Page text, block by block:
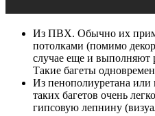
Из ПВХ. Обычно их
потолками (помимо
случае еще и выполняют
Такие багеты
Из пенополиуретана
таких багетов очень
гипсовую лепнину